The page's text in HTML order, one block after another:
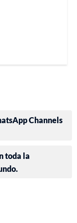
Channels
toda la